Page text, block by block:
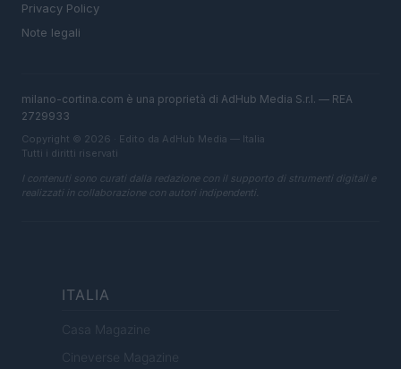
Privacy Policy
Note legali
milano-cortina.com è una proprietà di AdHub Media S.r.l. — REA
2729933
Copyright © 2026 · Edito da AdHub Media — Italia
Tutti i diritti riservati
I contenuti sono curati dalla redazione con il supporto di strumenti digitali e
realizzati in collaborazione con autori indipendenti.
ITALIA
Casa Magazine
Cineverse Magazine